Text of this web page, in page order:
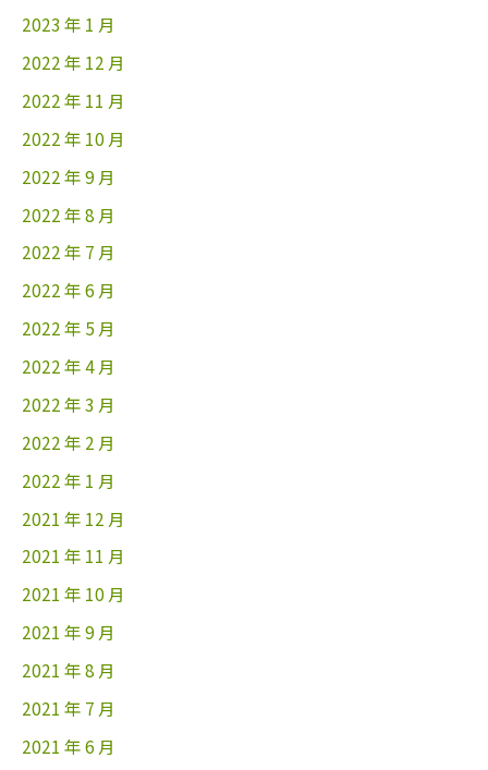
2023 年 1 月
2022 年 12 月
2022 年 11 月
2022 年 10 月
2022 年 9 月
2022 年 8 月
2022 年 7 月
2022 年 6 月
2022 年 5 月
2022 年 4 月
2022 年 3 月
2022 年 2 月
2022 年 1 月
2021 年 12 月
2021 年 11 月
2021 年 10 月
2021 年 9 月
2021 年 8 月
2021 年 7 月
2021 年 6 月